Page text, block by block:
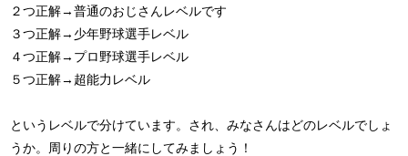
２つ正解→普通のおじさんレベルです
３つ正解→少年野球選手レベル
４つ正解→プロ野球選手レベル
５つ正解→超能力レベル
というレベルで分けています。され、みなさんはどのレベルでしょ
うか。周りの方と一緒にしてみましょう！